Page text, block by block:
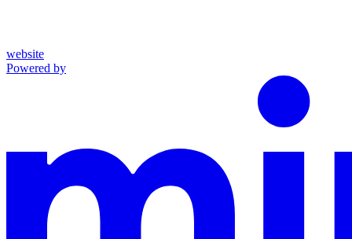
website
Powered by